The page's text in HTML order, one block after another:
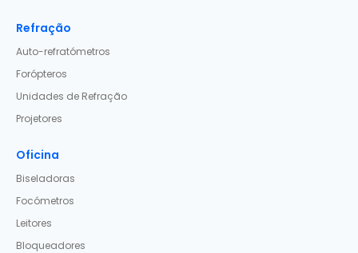
Refração
Auto-refratómetros
Forópteros
Unidades de Refração
Projetores
Oficina
Biseladoras
Focómetros
Leitores
Bloqueadores